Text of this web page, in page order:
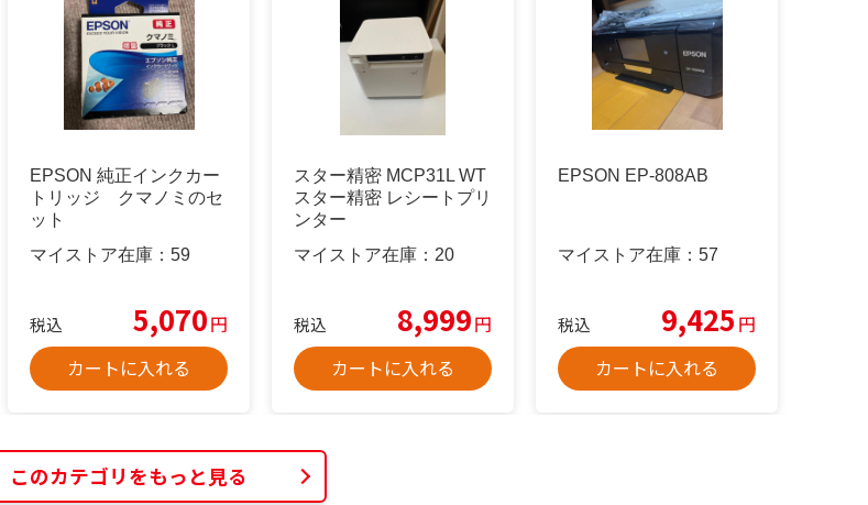
EPSON 純正インクカー
トリッジ クマノミのセ
ット
マイストア在庫： 59
税込 5,070円
カートに入れる
スター精密 MCP31L WT
スター精密 レシートプリ
ンター
マイストア在庫： 20
税込 8,999円
カートに入れる
EPSON EP-808AB
マイストア在庫： 57
税込 9,425 円
カートに入れる
このカテゴリをもっと見る